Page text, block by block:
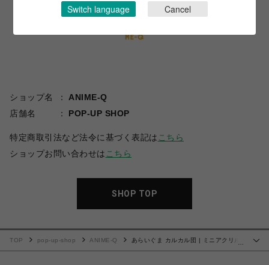
ショップ名
ANIME-Q
店舗名
POP-UP SHOP
特定商取引法など法令に基づく表記は こちら
ショップお問い合わせは こちら
SHOP TOP
TOP pop-up-shop ANIME-Q
あらいぐま カルカル団 | ミニアクリル
Switch language Cancel